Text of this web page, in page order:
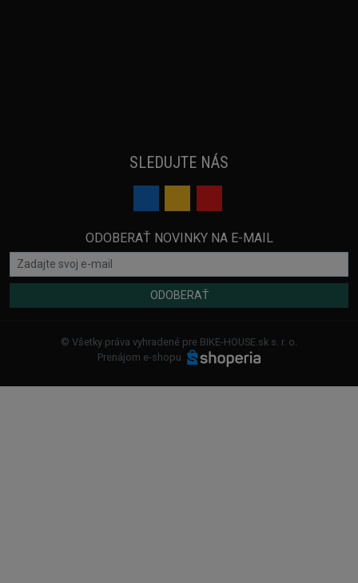
SLEDUJTE NÁS
ODOBERAŤ NOVINKY NA E-MAIL
ODOBERAŤ
© Všetky práva vyhradené pre BIKE-HOUSE.sk s. r. o.
Prenájom e-shopu